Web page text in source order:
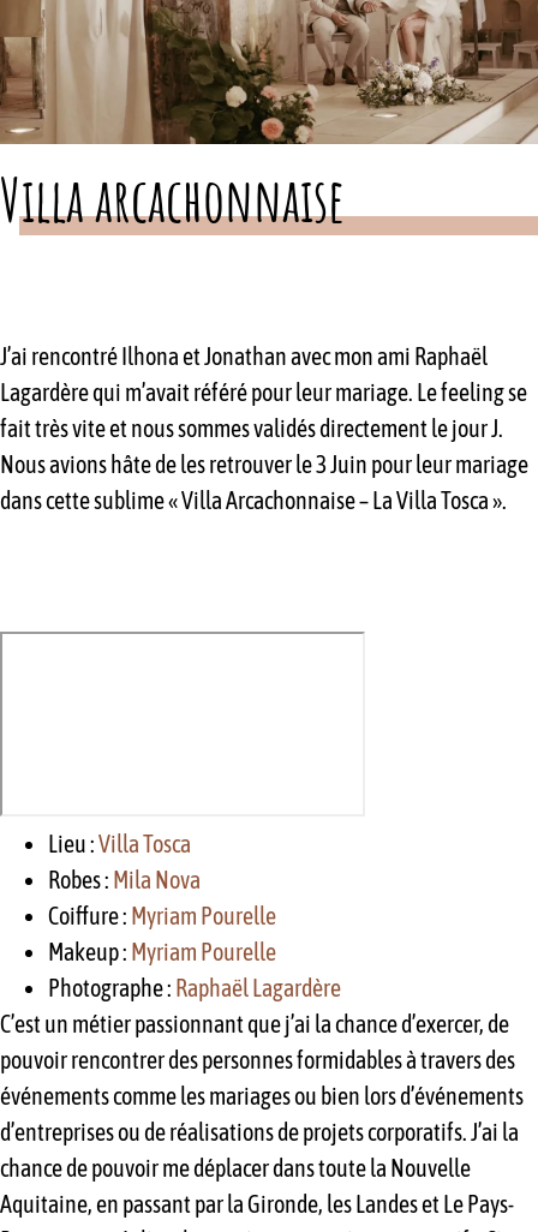
Villa arcachonnaise
J’ai rencontré Ilhona et Jonathan avec mon ami Raphaël
Lagardère qui m’avait référé pour leur mariage. Le feeling se
fait très vite et nous sommes validés directement le jour J.
Nous avions hâte de les retrouver le 3 Juin pour leur mariage
dans cette sublime « Villa Arcachonnaise – La Villa Tosca ».
Lieu :Villa Tosca
Robes : Mila Nova
Coiffure : Myriam Pourelle
Makeup : Myriam Pourelle
Photographe : Raphaël Lagardère
C’est un métier passionnant que j’ai la chance d’exercer, de
pouvoir rencontrer des personnes formidables à travers des
événements comme les mariages ou bien lors d’événements
d’entreprises ou de réalisations de projets corporatifs. J’ai la
chance de pouvoir me déplacer dans toute la Nouvelle
Aquitaine, en passant par la Gironde, les Landes et Le Pays-